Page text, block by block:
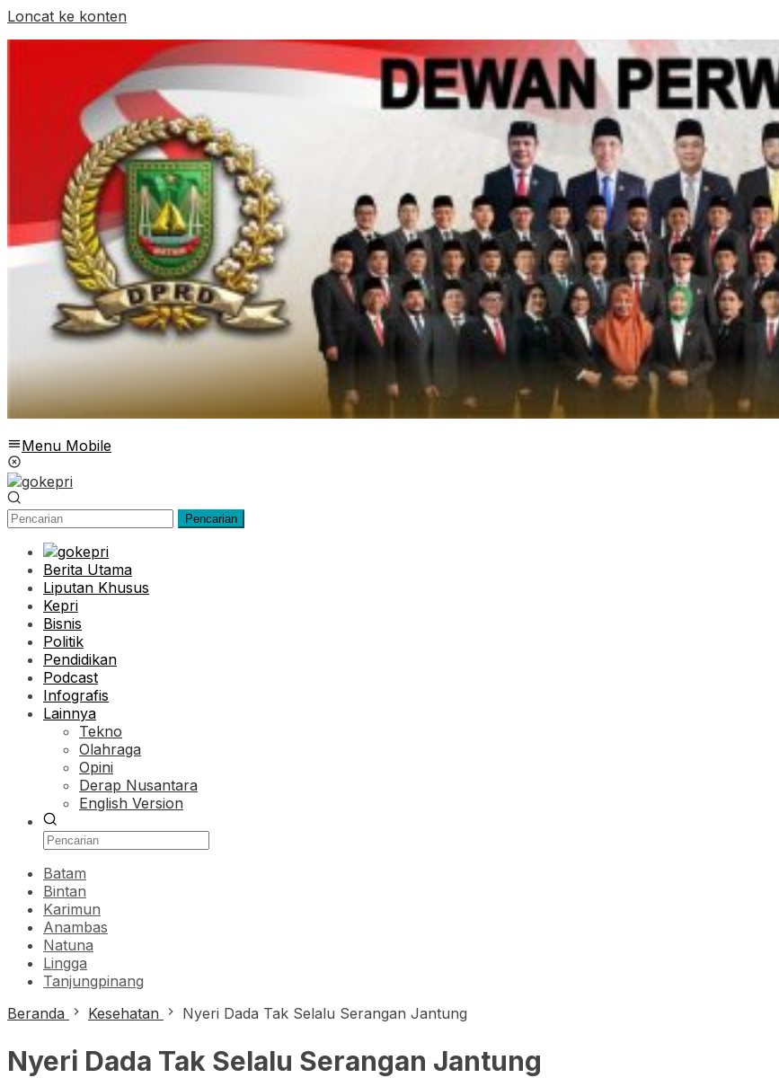
Loncat ke konten
Menu Mobile
Pencarian
Berita Utama
Liputan Khusus
Kepri
Bisnis
Politik
Pendidikan
Podcast
Infografis
Lainnya
Tekno
Olahraga
Opini
Derap Nusantara
English Version
Batam
Bintan
Karimun
Anambas
Natuna
Lingga
Tanjungpinang
Beranda
Kesehatan Nyeri Dada Tak Selalu Serangan Jantung
Nyeri Dada Tak Selalu Serangan Jantung